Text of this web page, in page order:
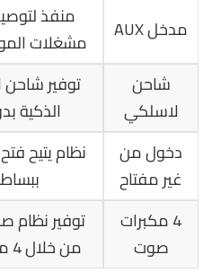
مدخل AUX
منفذ
مشغلات
شاحن
لاسلكي
توفير
الذكية
دخول من
غير مفتاح
نظام يتيح
4 مكبرات
صوت
توفير
من خلال 4 مكبرات صوت في السيارة.